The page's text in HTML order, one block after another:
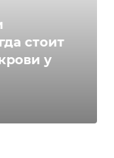
стоит
у